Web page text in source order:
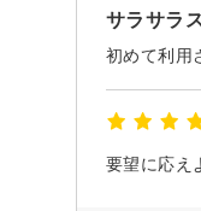
サラサラ
初めて利用